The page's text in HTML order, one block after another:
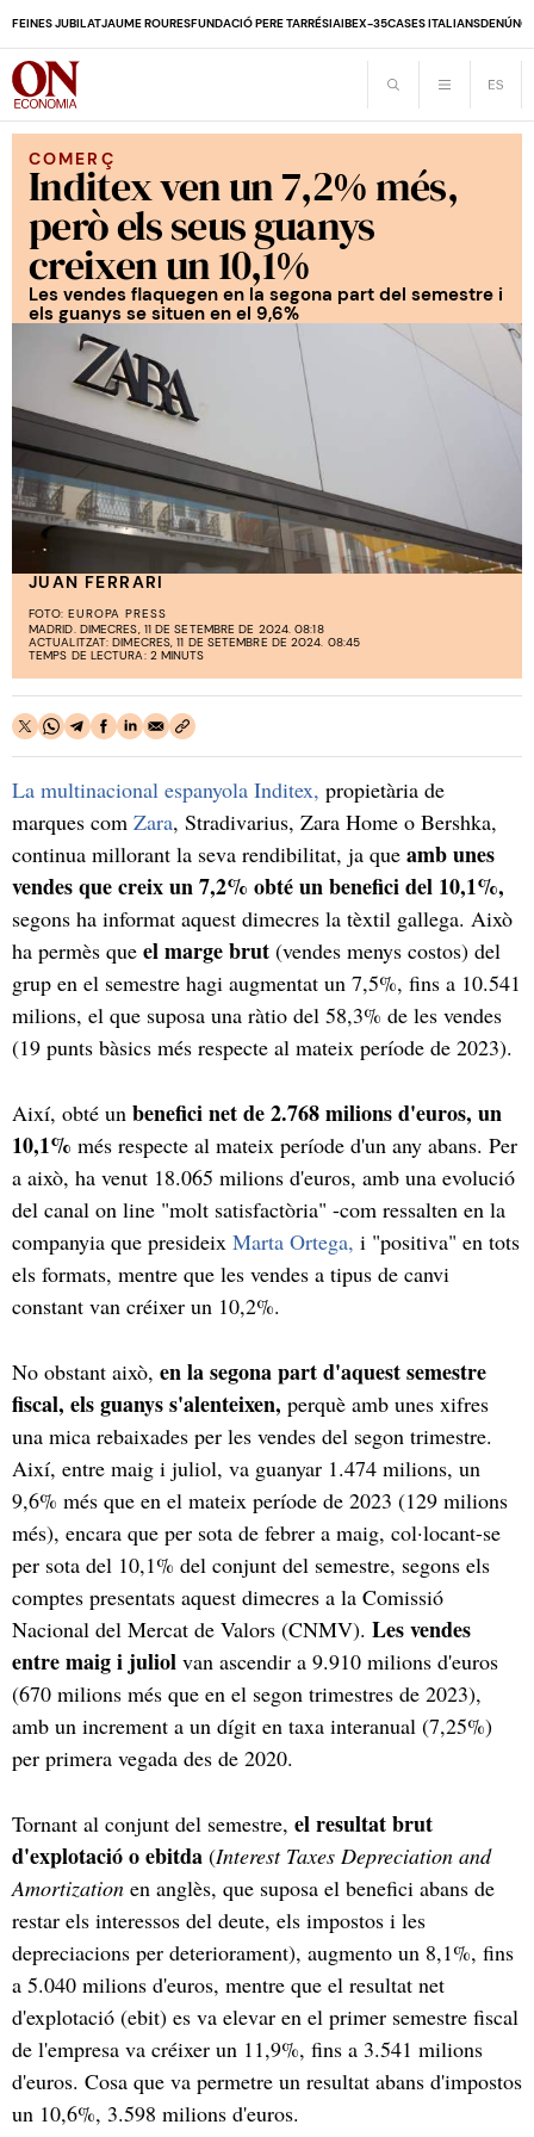
FEINES JUBILATJAUME ROURESFUNDACIÓ PERE TARRÉSIAIBEX-35CASES ITALIANS
COMERÇ
Inditex ven un 7,2% més,
però els seus guanys
creixen un 10,1%
Les vendes flaquegen en la segona part del semestre i
els guanys se situen en el 9,6%
JUAN FERRARI
FOTO: EUROPA PRESS
MADRID. DIMECRES, 11 DE SETEMBRE DE 2024. 08:18
ACTUALITZAT: DIMECRES, 11 DE SETEMBRE DE 2024. 08:45
TEMPS DE LECTURA: 2 MINUTS
La multinacional espanyola Inditex, propietària de
marques com Zara, Stradivarius, Zara Home o Bershka,
continua millorant la seva rendibilitat, ja que amb unes
vendes que creix un 7,2% obté un benefici del 10,1%,
segons ha informat aquest dimecres la tèxtil gallega. Això
ha permès que el marge brut (vendes menys costos) del
grup en el semestre hagi augmentat un 7,5%, fins a 10.541
milions, el que suposa una ràtio del 58,3% de les vendes
(19 punts bàsics més respecte al mateix període de 2023).
Així, obté un benefici net de 2.768 milions d'euros, un
10,1% més respecte al mateix període d'un any abans. Per
a això, ha venut 18.065 milions d'euros, amb una evolució
del canal on line "molt satisfactòria" -com ressalten en la
companyia que presideix Marta Ortega, i "positiva" en tots
els formats, mentre que les vendes a tipus de canvi
constant van créixer un 10,2%.
No obstant això, en la segona part d'aquest semestre
fiscal, els guanys s'alenteixen, perquè amb unes xifres
una mica rebaixades per les vendes del segon trimestre.
Així, entre maig i juliol, va guanyar 1.474 milions, un
9,6% més que en el mateix període de 2023 (129 milions
més), encara que per sota de febrer a maig, col·locant-se
per sota del 10,1% del conjunt del semestre, segons els
comptes presentats aquest dimecres a la Comissió
Nacional del Mercat de Valors (CNMV). Les vendes
entre maig i juliol van ascendir a 9.910 milions d'euros
(670 milions més que en el segon trimestres de 2023),
amb un increment a un dígit en taxa interanual (7,25%)
per primera vegada des de 2020.
Tornant al conjunt del semestre, el resultat brut
d'explotació o ebitda (Interest Taxes Depreciation and
Amortization en anglès, que suposa el benefici abans de
restar els interessos del deute, els impostos i les
depreciacions per deteriorament), augmento un 8,1%, fins
a 5.040 milions d'euros, mentre que el resultat net
d'explotació (ebit) es va elevar en el primer semestre fiscal
de l'empresa va créixer un 11,9%, fins a 3.541 milions
d'euros. Cosa que va permetre un resultat abans d'impostos
un 10,6%, 3.598 milions d'euros.